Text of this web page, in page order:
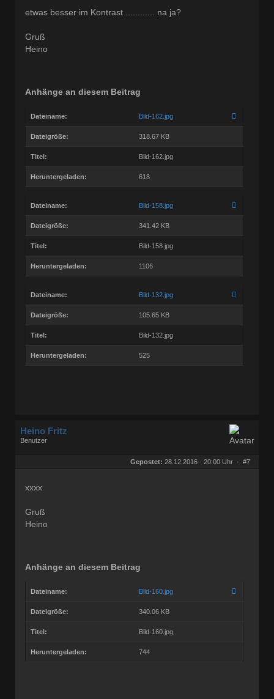
etwas besser im Kontrast ............ na ja?
Gruß
Heino
Anhänge an diesem Beitrag
Dateiname: Bild-162.jpg
Dateigröße: 318.67 KB
Titel: Bild-162.jpg
Heruntergeladen: 618
Dateiname: Bild-158.jpg
Dateigröße: 341.42 KB
Titel: Bild-158.jpg
Heruntergeladen: 1106
Dateiname: Bild-132.jpg
Dateigröße: 105.65 KB
Titel: Bild-132.jpg
Heruntergeladen: 525
Heino Fritz
Benutzer
Gepostet: 28.12.2016 - 20:00 Uhr · #7
xxxx
Gruß
Heino
Anhänge an diesem Beitrag
Dateiname: Bild-160.jpg
Dateigröße: 340.06 KB
Titel: Bild-160.jpg
Heruntergeladen: 744